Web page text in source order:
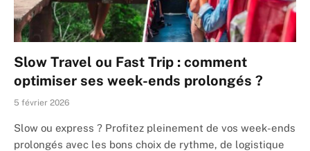
Slow Travel ou Fast Trip : comment
optimiser ses week-ends prolongés ?
5 février 2026
Slow ou express ? Profitez pleinement de vos week-ends
prolongés avec les bons choix de rythme, de logistique